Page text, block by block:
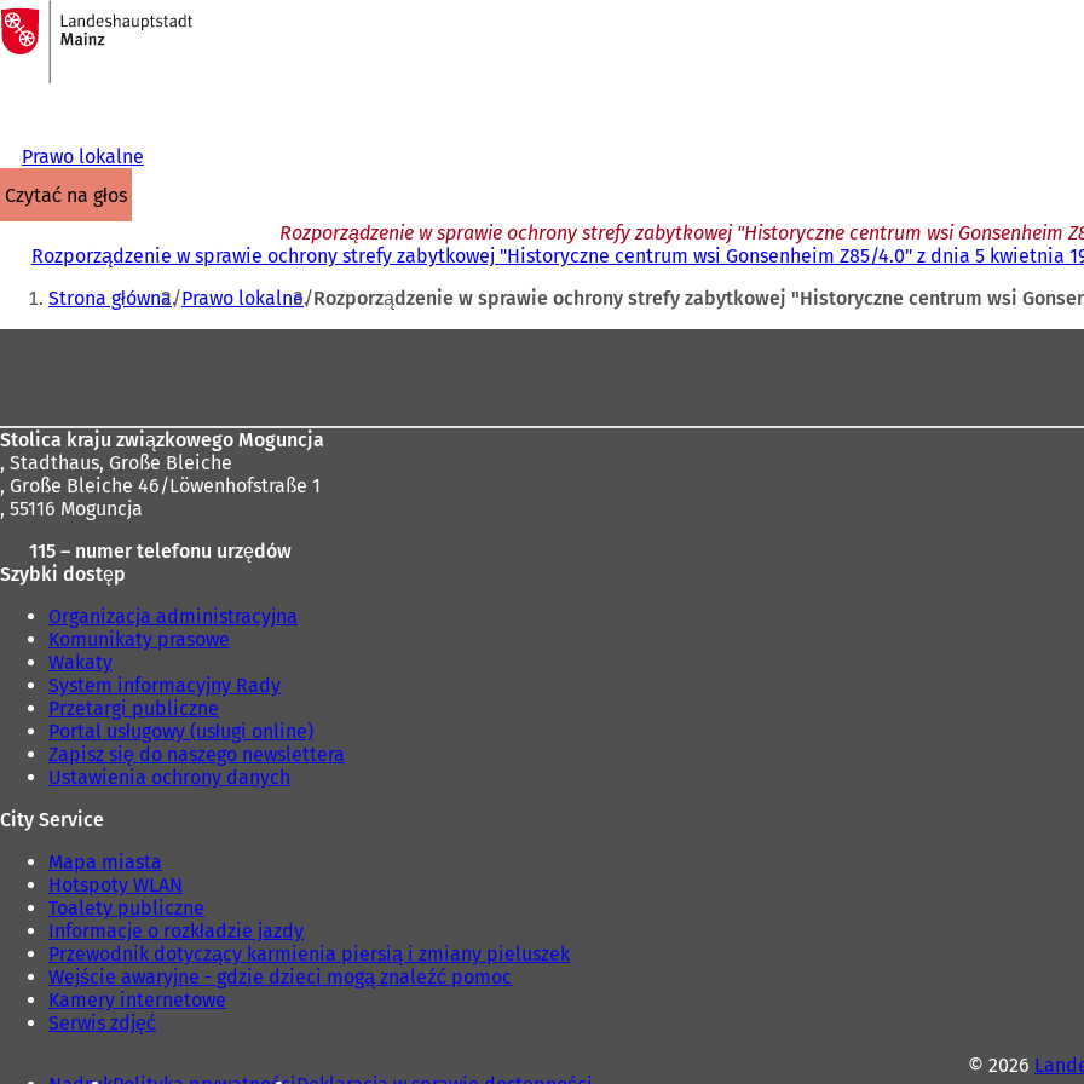
Przejdź do treści
Do
strony
głównej
Prawo lokalne
czytać na głos
Rozporządzenie w sprawie ochrony strefy zabytkowej "Historyczne centrum wsi Gonsenheim
Rozporządzenie w sprawie ochrony strefy zabytkowej "Historyczne centrum wsi Gonsenheim Z85/4.0" z dnia 5 kwietnia
Jesteś
tutaj:
Strona główna Prawo lokalne Rozporządzenie w sprawie ochrony strefy zabytkowej "Historyczne centrum wsi
Stolica kraju związkowego Moguncja
, Stadthaus, Große Bleiche
, Große Bleiche 46/Löwenhofstraße 1
, 55116 Moguncja
115 – numer telefonu urzędów
Szybki dostęp
Organizacja administracyjna
Komunikaty prasowe
Wakaty
System informacyjny Rady
Przetargi publiczne
Portal usługowy (usługi online)
Zapisz się do naszego newslettera
Ustawienia ochrony danych
City Service
Mapa miasta
Hotspoty WLAN
Toalety publiczne
Informacje o rozkładzie jazdy
Przewodnik dotyczący karmienia piersią i zmiany pieluszek
Wejście awaryjne - gdzie dzieci mogą znaleźć pomoc
Kamery internetowe
Serwis zdjęć
© 2026